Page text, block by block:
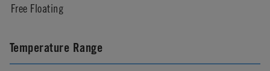
Free Floating
Temperature Range